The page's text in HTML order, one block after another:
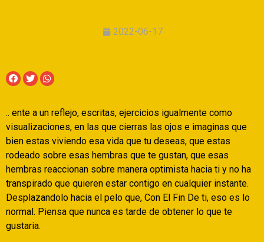
2022-06-17
.. ente a un reflejo, escritas, ejercicios igualmente como
visualizaciones, en las que cierras las ojos e imaginas que
bien estas viviendo esa vida que tu deseas, que estas
rodeado sobre esas hembras que te gustan, que esas
hembras reaccionan sobre manera optimista hacia ti y no ha
transpirado que quieren estar contigo en cualquier instante.
Desplazandolo hacia el pelo que, Con El Fin De ti, eso es lo
normal. Piensa que nunca es tarde de obtener lo que te
gustaria.